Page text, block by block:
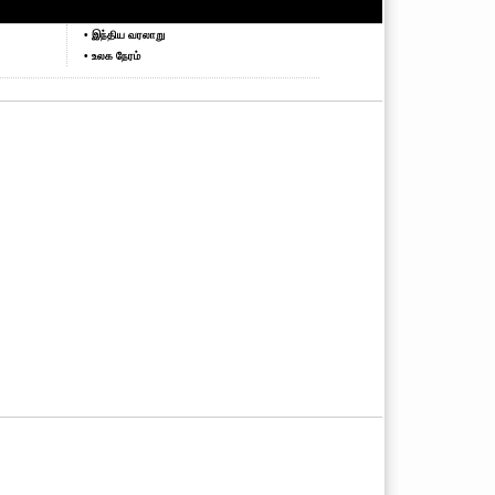
• இந்திய வரலாறு
• உலக நேரம்